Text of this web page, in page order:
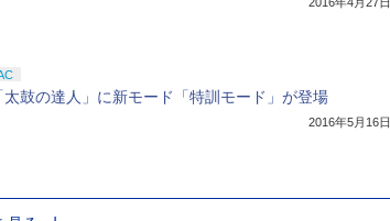
太鼓の達人」に新モード「特訓モード」が登場
2016年5月16日